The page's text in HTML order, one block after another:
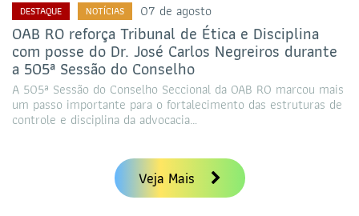
DESTAQUE NOTÍCIAS 07 de agosto
OAB RO reforça Tribunal de Ética e Disciplina
com posse do Dr. José Carlos Negreiros durante
a 505ª Sessão do Conselho
A 505ª Sessão do Conselho Seccional da OAB RO marcou mais
um passo importante para o fortalecimento das estruturas de
controle e disciplina da advocacia…
Veja Mais